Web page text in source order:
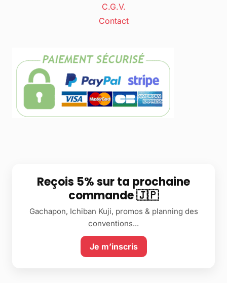
C.G.V.
Contact
Reçois 5% sur ta prochaine
commande 🇯🇵
Gachapon, Ichiban Kuji, promos & planning des
conventions...
Je m’inscris